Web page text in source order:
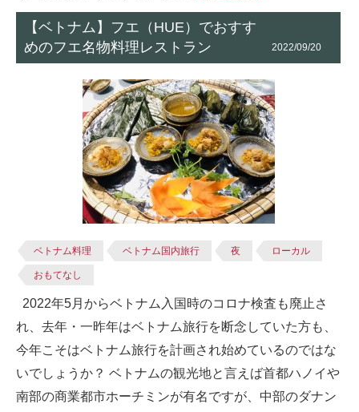
【ベトナム】フエ（HUE）でおすす
めのフエ名物料理レストラン
2022/09/20
ベトナム料理 ベトナム国内旅行 夜 ローカル
おもてなし
2022年5月からベトナム入国時のコロナ検査も廃止さ
れ、去年・一昨年はベトナム旅行を断念していた方も、
今年こそはベトナム旅行を計画され始めているのではな
いでしょうか？ ベトナムの観光地と言えば首都ハノイや
南部の商業都市ホーチミンが有名ですが、中部のダナン